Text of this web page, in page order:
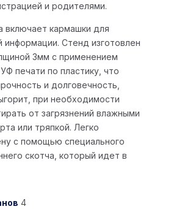
и родителями.
включает кармашки для
Стенд изготовлен
3мм с применением
печати по пластику, что
и долговечность,
при необходимости
от загрязнений влажными
или тряпкой. Легко
с помощью специального
скотча, который идет в
4